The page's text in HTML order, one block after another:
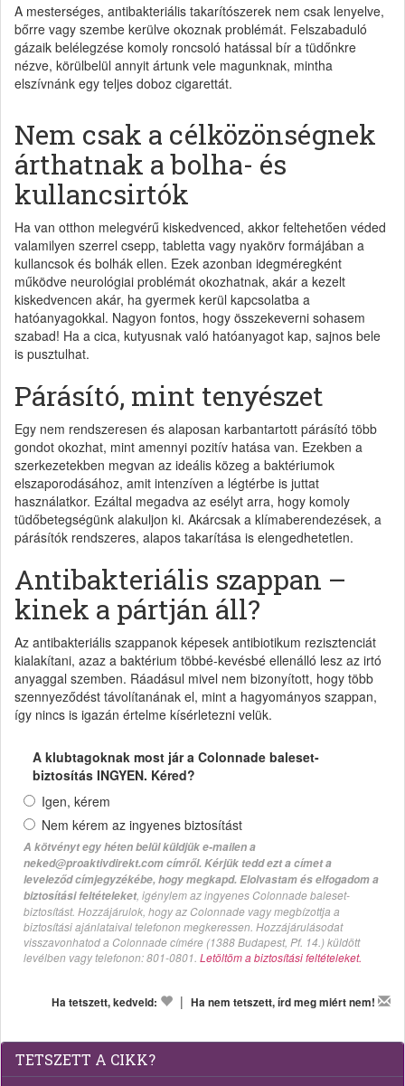
A mesterséges, antibakteriális takarítószerek nem csak lenyelve,
bőrre vagy szembe kerülve okoznak problémát. Felszabaduló
gázaik belélegzése komoly roncsoló hatással bír a tüdőnkre
nézve, körülbelül annyit ártunk vele magunknak, mintha
elszívnánk egy teljes doboz cigarettát.
Nem csak a célközönségnek
árthatnak a bolha- és
kullancsirtók
Ha van otthon melegvérű kiskedvenced, akkor feltehetően véded
valamilyen szerrel csepp, tabletta vagy nyakörv formájában a
kullancsok és bolhák ellen. Ezek azonban idegméregként
működve neurológiai problémát okozhatnak, akár a kezelt
kiskedvencen akár, ha gyermek kerül kapcsolatba a
hatóanyagokkal. Nagyon fontos, hogy összekeverni sohasem
szabad! Ha a cica, kutyusnak való hatóanyagot kap, sajnos bele
is pusztulhat.
Párásító, mint tenyészet
Egy nem rendszeresen és alaposan karbantartott párásító több
gondot okozhat, mint amennyi pozitív hatása van. Ezekben a
szerkezetekben megvan az ideális közeg a baktériumok
elszaporodásához, amit intenzíven a légtérbe is juttat
használatkor. Ezáltal megadva az esélyt arra, hogy komoly
tüdőbetegségünk alakuljon ki. Akárcsak a klímaberendezések, a
párásítók rendszeres, alapos takarítása is elengedhetetlen.
Antibakteriális szappan –
kinek a pártján áll?
Az antibakteriális szappanok képesek antibiotikum rezisztenciát
kialakítani, azaz a baktérium többé-kevésbé ellenálló lesz az irtó
anyaggal szemben. Ráadásul mivel nem bizonyított, hogy több
szennyeződést távolítanának el, mint a hagyományos szappan,
így nincs is igazán értelme kísérletezni velük.
A klubtagoknak most jár a Colonnade baleset-
biztosítás INGYEN. Kéred?
Igen, kérem
Nem kérem az ingyenes biztosítást
A kötvényt egy héten belül küldjük e-mailen a
neked@proaktivdirekt.com címről. Kérjük tedd ezt a címet a
leveleződ címjegyzékébe, hogy megkapd. Elolvastam és elfogadom a
biztosítási feltételeket, igénylem az ingyenes Colonnade baleset-
biztosítást. Hozzájárulok, hogy az Colonnade vagy megbízottja a
biztosítási ajánlataival telefonon megkeressen. Hozzájárulásodat
visszavonhatod a Colonnade címére (1388 Budapest, Pf. 14.) küldött
levélben vagy telefonon: 801-0801. Letöltöm a biztosítási feltételeket.
Ha tetszett, kedveld: | Ha nem tetszett, írd meg miért nem!
TETSZETT A CIKK?